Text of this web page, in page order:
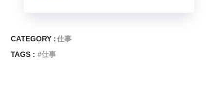
CATEGORY :仕事
TAGS :
仕事